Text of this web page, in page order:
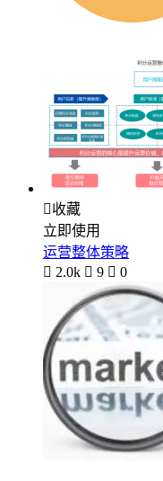
收藏
立即使用
运营整体策略
 2.0k  9  0